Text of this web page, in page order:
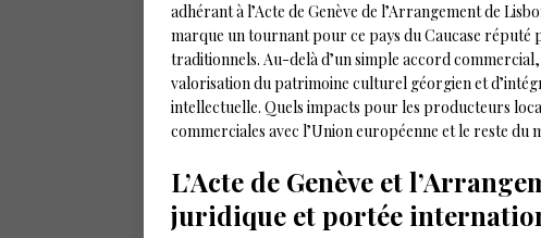
adhérant à l’Acte de Genève de l’Arrangement de
marque un tournant pour ce pays du Caucase réputé
traditionnels. Au-delà d’un simple accord
valorisation du patrimoine culturel géorgien et
intellectuelle. Quels impacts pour les producteurs
commerciales avec l’Union européenne et le reste du
L’Acte de Genève et
juridique et portée